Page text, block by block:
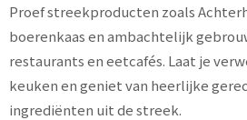
Proef streekproducten zoals
boerenkaas en ambachtelijk
restaurants en eetcafés. Laat je
keuken en geniet van heerlijke
ingrediënten uit de streek.